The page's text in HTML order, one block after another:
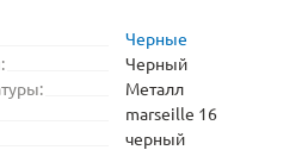
Черные
Черный
Металл
marseille 16
черный